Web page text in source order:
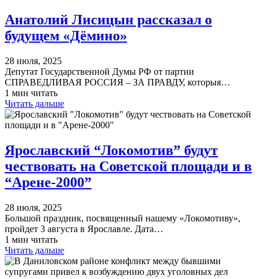
Анатолий Лисицын рассказал о
будущем «Дёмино»
28 июля, 2025
Депутат Государственной Думы РФ от партии
СПРАВЕДЛИВАЯ РОССИЯ – ЗА ПРАВДУ, которыя…
1 мин читать
Читать дальше
Ярославский “Локомотив” будут
чествовать на Советской площади и в
“Арене-2000”
28 июля, 2025
Большой праздник, посвященный нашему «Локомотиву»,
пройдет 3 августа в Ярославле. Дата…
1 мин читать
Читать дальше